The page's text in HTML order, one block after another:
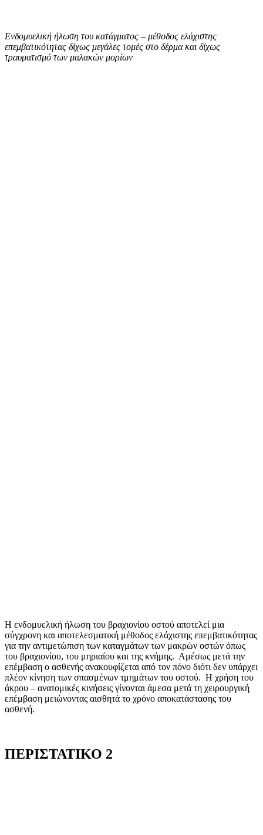
Ενδομυελική ήλωση του κατάγματος – μέθοδος ελάχιστης
επεμβατικότητας δίχως μεγάλες τομές στο δέρμα και δίχως
τραυματισμό των μαλακών μορίων
Η ενδομυελική ήλωση του βραχιονίου οστού αποτελεί μια
σύγχρονη και αποτελεσματική μέθοδος ελάχιστης επεμβατικότητας
για την αντιμετώπιση των καταγμάτων των μακρών οστών όπως
του βραχιονίου, του μηριαίου και της κνήμης. Αμέσως μετά την
επέμβαση ο ασθενής ανακουφίζεται από τον πόνο διότι δεν υπάρχει
πλέον κίνηση των σπασμένων τμημάτων του οστού. Η χρήση του
άκρου – ανατομικές κινήσεις γίνονται άμεσα μετά τη χειρουργική
επέμβαση μειώνοντας αισθητά το χρόνο αποκατάστασης του
ασθενή.
ΠΕΡΙΣΤΑΤΙΚΟ 2